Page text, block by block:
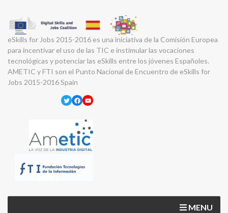
eSkills for Jobs 2015-2016 es una iniciativa de la Comisión Europea
para incentivar el uso de las TIC e instimular las vocaciones
tecnológicas y potenciar las eSkills entre los jóvenes Españoles.
AMETIC y FTI son el Punto Nacional de Encuentro de eSkills for
Jobs 2015-2016 Spain
Twitter
Facebook
YouTube
MENU